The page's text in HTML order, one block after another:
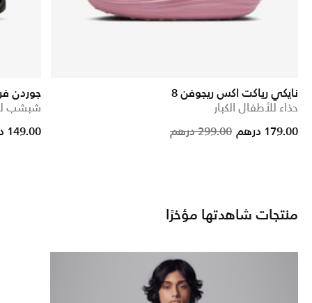
نايكي رياكت اكس ريجوفن 8
حذاء للأطفال الكبار
Price
299.00 درهم to
179.00 درهم
جوردن
شبشب
149.00 درهم
منتجات شاهدتها مؤخرًا